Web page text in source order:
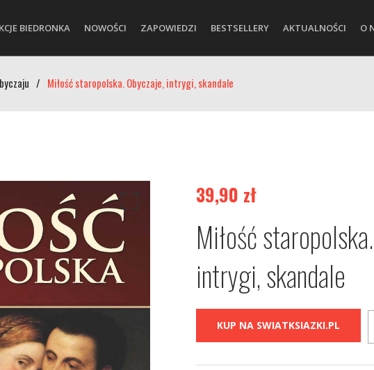
BIEDRONKA NOWOŚCI ZAPOWIEDZI BESTSELLERY AKTUALNOŚCI O
/ Miłość staropolska. Obyczaje, intrygi, skandale
39,90 zł
Miłość
intrygi, skandale
KUP NA SWIATKSIAZKI.PL